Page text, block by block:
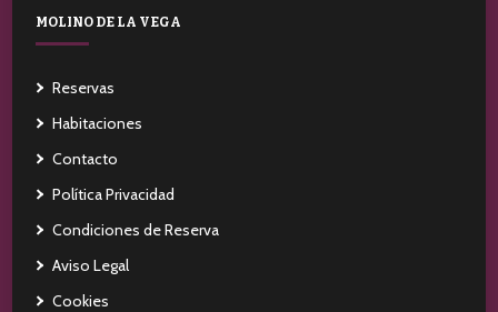
MOLINO DE LA VEGA
Reservas
Habitaciones
Contacto
Política Privacidad
Condiciones de Reserva
Aviso Legal
Cookies